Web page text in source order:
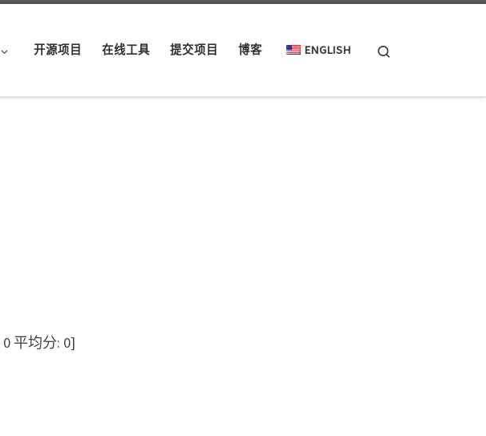
开源项目 在线工具 提交项目 博客 ENGLISH
0 平均分: 0]